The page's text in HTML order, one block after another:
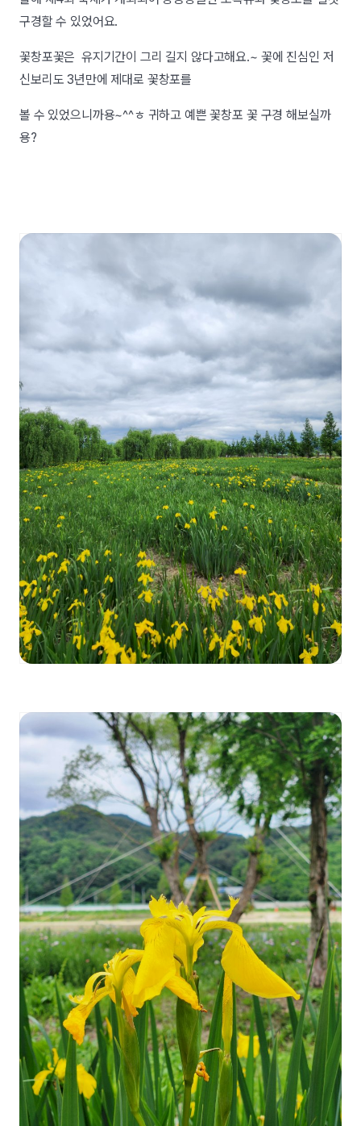
구경할 수 있었어요.
꽃창포꽃은 유지기간이 그리 길지 않다고해요.~ 꽃에 진심인 저
신보리도 3년만에 제대로 꽃창포를
볼 수 있었으니까용~^^ㅎ 귀하고 예쁜 꽃창포 꽃 구경 해보실까
용?